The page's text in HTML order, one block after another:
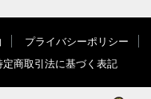
プライバシーポリシー
定商取引法に基づく表記